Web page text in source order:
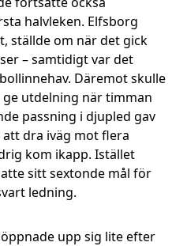
halvleken. Elfsborg
ställde om när det gick
– samtidigt var det
Däremot skulle
utdelning när timman
passning i djupled gav
att dra iväg mot flera
kom ikapp. Istället
sitt sextonde mål för
ledning.
upp sig lite efter